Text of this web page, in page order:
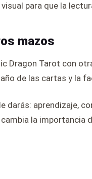
para que la
mazos
Dragon Tarot con
de las cartas y la
darás: aprendizaje,
la importancia